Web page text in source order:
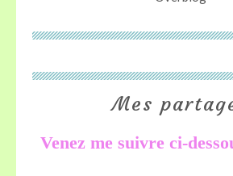
Mes
Venez me suivre ci-